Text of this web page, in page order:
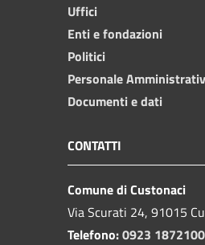
Uffici
Enti e fondazioni
Politici
Personale
Documenti e dati
CONTATTI
Comune di Custonaci
Via Scurati 24, 91015
Telefono:0923 1872100